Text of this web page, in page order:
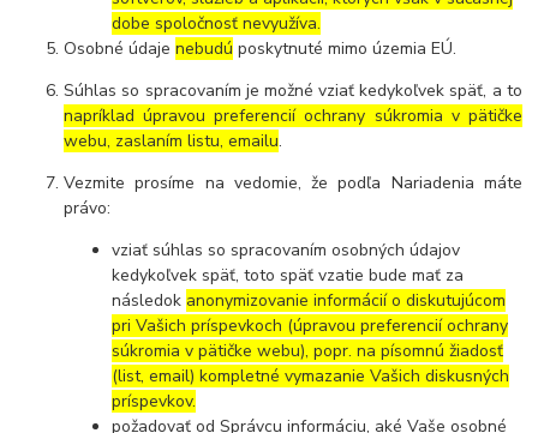
dobe spoločnosť nevyužíva.
Osobné údajenebudú poskytnuté mimo územia EÚ.
Súhlas so spracovaním je možné vziať kedykoľvek späť, a to
napríklad úpravou preferencií ochrany súkromia v pätičke
webu, zaslaním listu, emailu.
Vezmite prosíme na vedomie, že podľa Nariadenia máte
právo:
vziať súhlas so spracovaním osobných údajov
kedykoľvek späť, toto späť vzatie bude mať za
následok anonymizovanie informácií o diskutujúcom
pri Vašich príspevkoch (úpravou preferencií ochrany
súkromia v pätičke webu), popr. na písomnú žiadosť
(list, email) kompletné vymazanie Vašich diskusných
príspevkov.
požadovať od Správcu informáciu, aké Vaše osobné